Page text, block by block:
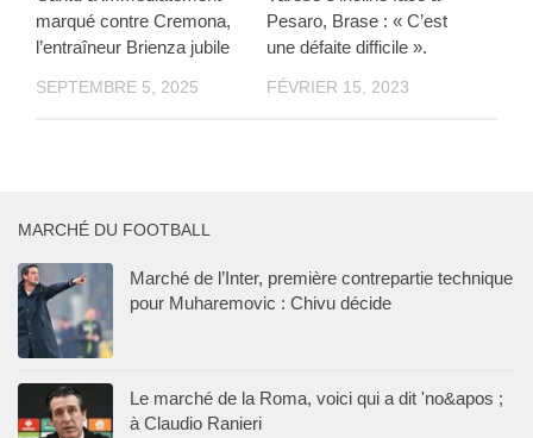
marqué contre Cremona,
l’entraîneur Brienza jubile
SEPTEMBRE 5, 2025
Pesaro, Brase : « C’est
une défaite difficile ».
FÉVRIER 15, 2023
MARCHÉ DU FOOTBALL
Marché de l’Inter, première contrepartie technique
pour Muharemovic : Chivu décide
Le marché de la Roma, voici qui a dit 'no&apos ;
à Claudio Ranieri